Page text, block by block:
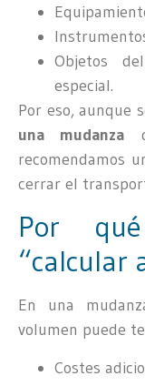
Objetos
especial.
Por eso, aunque
una mudanza
recomendamos
cerrar el
Por
“calcular
En una
volumen puede
Costes